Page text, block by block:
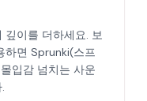
깊이를 더하세요. 보
하면 Sprunki(스프
입감 넘치는 사운